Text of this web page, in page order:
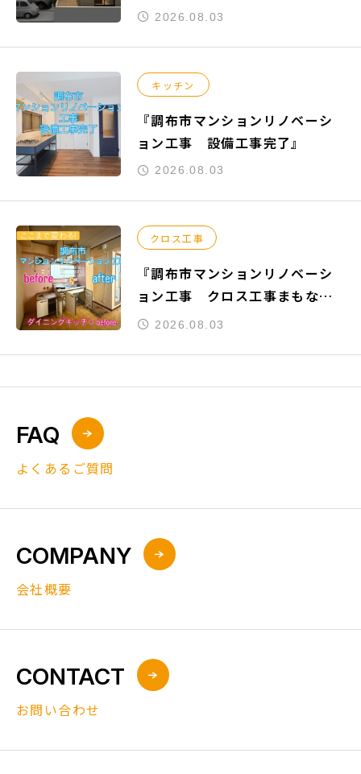
りご依頼頂きました『練馬区関
2026.08.03
キッチン
『調布市マンションリノベーシ
ョン工事 設備工事完了』
2026.08.03
クロス工事
『調布市マンションリノベーシ
ョン工事 クロス工事まもなく
完了』
2026.08.03
FAQ
よくあるご質問
COMPANY
会社概要
CONTACT
お問い合わせ